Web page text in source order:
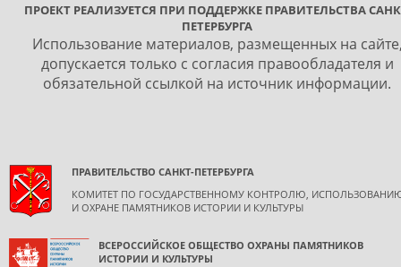
ПРОЕКТ РЕАЛИЗУЕТСЯ ПРИ ПОДДЕРЖКЕ ПРАВИТЕЛЬСТВА
ПЕТЕРБУРГА
Использование материалов, размещенных на
допускается только с согласия правообладателя и
обязательной ссылкой на источник информации.
ПРАВИТЕЛЬСТВО САНКТ-ПЕТЕРБУРГА
КОМИТЕТ ПО ГОСУДАРСТВЕННОМУ КОНТРОЛЮ,
И ОХРАНЕ ПАМЯТНИКОВ ИСТОРИИ И КУЛЬТУРЫ
ВСЕРОССИЙСКОЕ ОБЩЕСТВО ОХРАНЫ ПАМЯТНИКОВ
ИСТОРИИ И КУЛЬТУРЫ